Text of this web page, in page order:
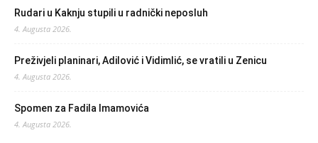
Rudari u Kaknju stupili u radnički neposluh
4. Augusta 2026.
Preživjeli planinari, Adilović i Vidimlić, se vratili u Zenicu
4. Augusta 2026.
Spomen za Fadila Imamovića
4. Augusta 2026.